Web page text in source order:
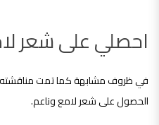
احصلي على شعر
في ظروف مشابهة كما تمت مناقشته
الحصول على شعر لامع وناعم.